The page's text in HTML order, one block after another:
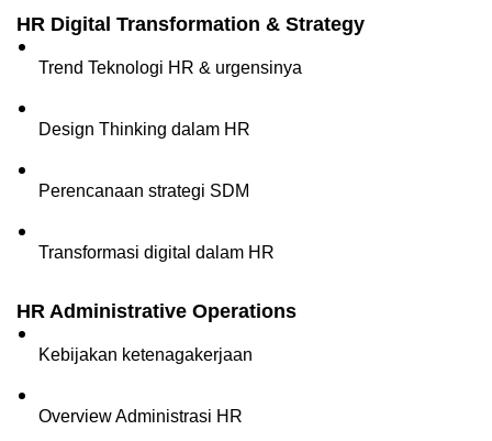
HR Digital Transformation & Strategy
Trend Teknologi HR & urgensinya
Design Thinking dalam HR
Perencanaan strategi SDM
Transformasi digital dalam HR
HR Administrative Operations
Kebijakan ketenagakerjaan
Overview Administrasi HR